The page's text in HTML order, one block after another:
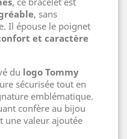
, sans
Il épouse le poignet
et caractère
du logo Tommy
sécurisée tout en
emblématique.
confère au bijou
une valeur ajoutée